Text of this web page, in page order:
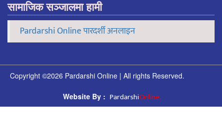
सामाजिक सञ्जालमा हामी
Pardarshi Online पारदर्शी अनलाइन
Copyright ©2026 Pardarshi Online | All rights Reserved.
Website By : PardarshiOnline.